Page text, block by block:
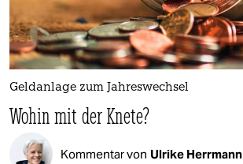
Geldanlage zum Jahreswechsel
Wohin mit der Knete?
Kommentar von Ulrike Herrmann